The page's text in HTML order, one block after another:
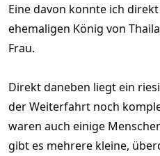
Eine davon konnte ich
ehemaligen König von
Frau.
Direkt daneben liegt ein
der Weiterfahrt noch
waren auch einige
gibt es mehrere kleine,